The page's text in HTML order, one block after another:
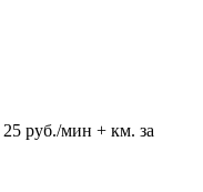
25 руб./мин + км. за